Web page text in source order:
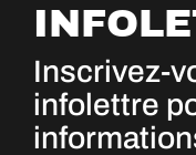
Inscrivez-
infolettre